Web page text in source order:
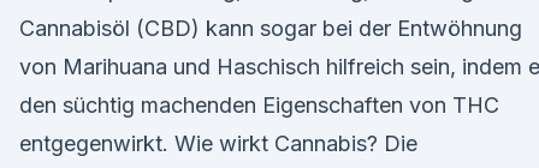
Cannabisöl (CBD) kann sogar bei der Entwöhnung
von Marihuana und Haschisch hilfreich sein, indem
den süchtig machenden Eigenschaften von THC
entgegenwirkt. Wie wirkt Cannabis? Die